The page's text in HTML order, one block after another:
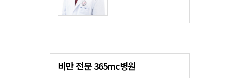
비만 전문365mc병원